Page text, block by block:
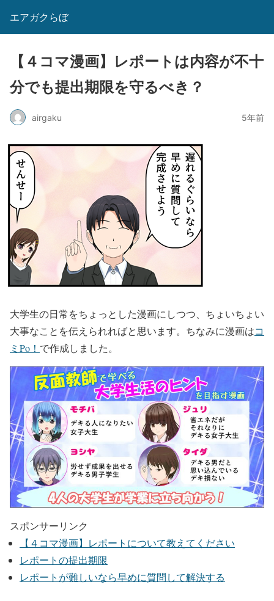
エアガクらぼ
【４コマ漫画】レポートは内容が不十
分でも提出期限を守るべき？
airgaku 5年前
大学生の日常をちょっとした漫画にしつつ、ちょいちょい
大事なことを伝えられればと思います。ちなみに漫画はコ
ミPo！ で作成しました。
スポンサーリンク
【４コマ漫画】レポートについて教えてください
レポートの提出期限
レポートが難しいなら早めに質問して解決する